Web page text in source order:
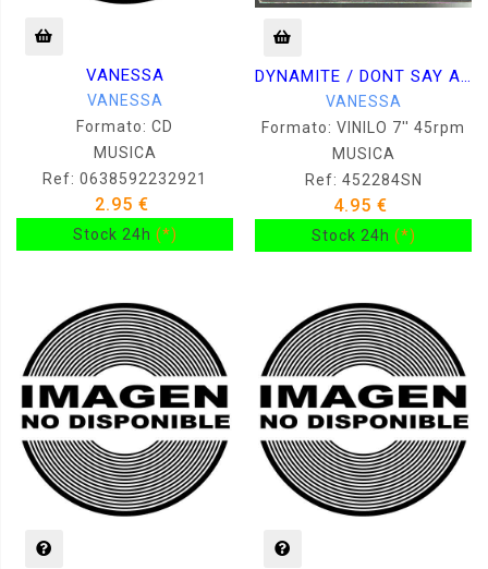
VANESSA
VANESSA
Formato: CD
MUSICA
Ref: 0638592232921
2.95 €
Stock 24h (*)
DYNAMITE / DONT SAY A WORD
VANESSA
Formato: VINILO 7'' 45rpm
MUSICA
Ref: 452284SN
4.95 €
Stock 24h (*)